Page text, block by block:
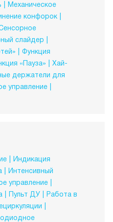
Механическое
конфорок
слайдер
Функция
«Пауза»
Хай-
держатели для
управление
Индикация
Интенсивный
управление
Пульт ДУ
Работа в